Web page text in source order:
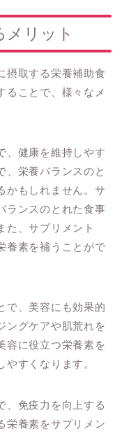
リット
摂取する栄養補助食
ることで、様々なメ
、健康を維持しやす
、栄養バランスのと
かもしれません。サ
ランスのとれた食事
た、サプリメント
養素を補うことがで
で、美容にも効果的
ングケアや肌荒れを
容に役立つ栄養素を
すくなります。
、免疫力を向上する
栄養素をサプリメン